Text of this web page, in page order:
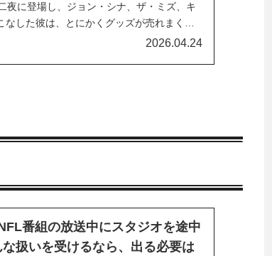
夜に登場し、ジョン・シナ、ザ・ミズ、キ
なした彼は、とにかくグッズが売れまくっ
ら移籍してきたばかりですが、そのユニー
2026.04.24
番組の放送中にスタジオを途中
扱いを受けるなら、出る必要は